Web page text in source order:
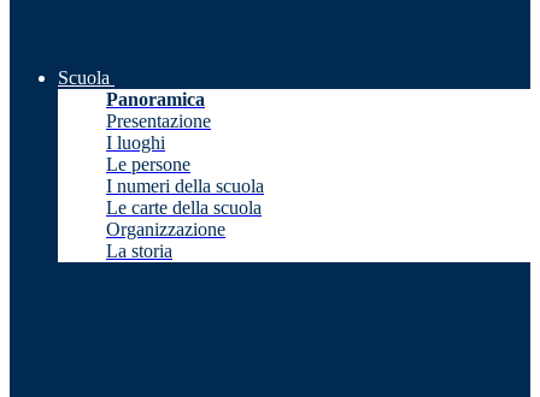
Scuola
Panoramica
Presentazione
I luoghi
Le persone
I numeri della scuola
Le carte della scuola
Organizzazione
La storia